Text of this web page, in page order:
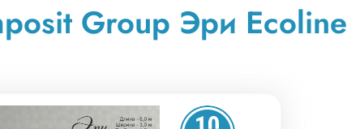
Group Эри Ecoline